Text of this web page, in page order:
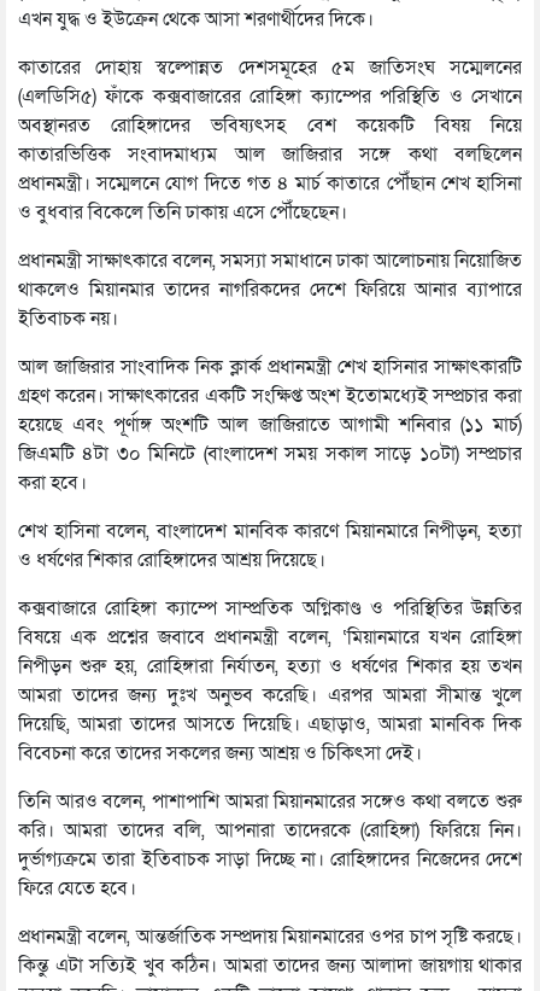
এখন যুদ্ধ ও ইউক্রেন থেকে আসা শরণার্থীদের দিকে।
কাতারের দোহায় স্বল্পোন্নত দেশসমূহের ৫ম জাতিসংঘ সম্মেলনের
(এলডিসি৫) ফাঁকে কক্সবাজারের রোহিঙ্গা ক্যাম্পের পরিস্থিতি ও সেখানে
অবস্থানরত রোহিঙ্গাদের ভবিষ্যৎসহ বেশ কয়েকটি বিষয় নিয়ে
কাতারভিত্তিক সংবাদমাধ্যম আল জাজিরার সঙ্গে কথা বলছিলেন
প্রধানমন্ত্রী। সম্মেলনে যোগ দিতে গত ৪ মার্চ কাতারে পৌঁছান শেখ হাসিনা
ও বুধবার বিকেলে তিনি ঢাকায় এসে পৌঁছেছেন।
প্রধানমন্ত্রী সাক্ষাৎকারে বলেন, সমস্যা সমাধানে ঢাকা আলোচনায় নিয়োজিত
থাকলেও মিয়ানমার তাদের নাগরিকদের দেশে ফিরিয়ে আনার ব্যাপারে
ইতিবাচক নয়।
আল জাজিরার সাংবাদিক নিক ক্লার্ক প্রধানমন্ত্রী শেখ হাসিনার সাক্ষাৎকারটি
গ্রহণ করেন। সাক্ষাৎকারের একটি সংক্ষিপ্ত অংশ ইতোমধ্যেই সম্প্রচার করা
হয়েছে এবং পূর্ণাঙ্গ অংশটি আল জাজিরাতে আগামী শনিবার (১১ মার্চ)
জিএমটি ৪টা ৩০ মিনিটে (বাংলাদেশ সময় সকাল সাড়ে ১০টা) সম্প্রচার
করা হবে।
শেখ হাসিনা বলেন, বাংলাদেশ মানবিক কারণে মিয়ানমারে নিপীড়ন, হত্যা
ও ধর্ষণের শিকার রোহিঙ্গাদের আশ্রয় দিয়েছে।
কক্সবাজারে রোহিঙ্গা ক্যাম্পে সাম্প্রতিক অগ্নিকাণ্ড ও পরিস্থিতির উন্নতির
বিষয়ে এক প্রশ্নের জবাবে প্রধানমন্ত্রী বলেন, ‘মিয়ানমারে যখন রোহিঙ্গা
নিপীড়ন শুরু হয়, রোহিঙ্গারা নির্যাতন, হত্যা ও ধর্ষণের শিকার হয় তখন
আমরা তাদের জন্য দুঃখ অনুভব করেছি। এরপর আমরা সীমান্ত খুলে
দিয়েছি, আমরা তাদের আসতে দিয়েছি। এছাড়াও, আমরা মানবিক দিক
বিবেচনা করে তাদের সকলের জন্য আশ্রয় ও চিকিৎসা দেই।
তিনি আরও বলেন, পাশাপাশি আমরা মিয়ানমারের সঙ্গেও কথা বলতে শুরু
করি। আমরা তাদের বলি, আপনারা তাদেরকে (রোহিঙ্গা) ফিরিয়ে নিন।
দুর্ভাগ্যক্রমে তারা ইতিবাচক সাড়া দিচ্ছে না। রোহিঙ্গাদের নিজেদের দেশে
ফিরে যেতে হবে।
প্রধানমন্ত্রী বলেন, আন্তর্জাতিক সম্প্রদায় মিয়ানমারের ওপর চাপ সৃষ্টি করছে।
কিন্তু এটা সত্যিই খুব কঠিন। আমরা তাদের জন্য আলাদা জায়গায় থাকার